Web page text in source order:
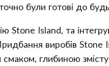
були готові до будь-
Stone Island, та
виробів
смаком, глибиною